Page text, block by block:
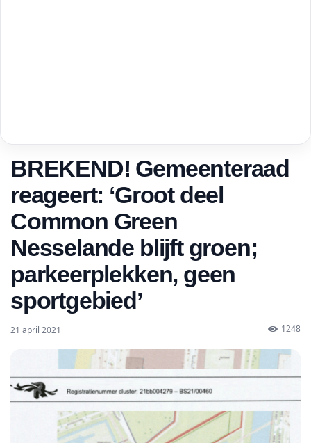
BREKEND! Gemeenteraad
reageert: ‘Groot deel
Common Green
Nesselande blijft groen;
parkeerplekken, geen
sportgebied’
21 april 2021 1248